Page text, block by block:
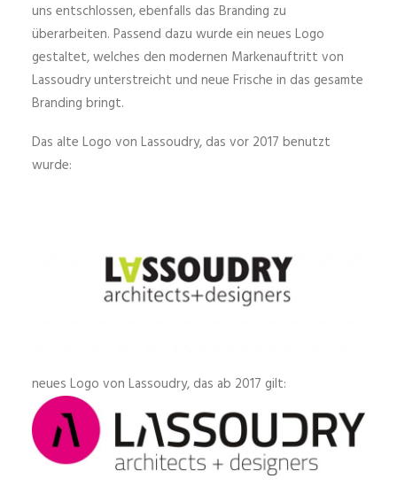
uns entschlossen, ebenfalls das Branding zu
überarbeiten. Passend dazu wurde ein neues Logo
gestaltet, welches den modernen Markenauftritt von
Lassoudry unterstreicht und neue Frische in das gesamte
Branding bringt.
Das alte Logo von Lassoudry, das vor 2017 benutzt
wurde:
neues Logo von Lassoudry, das ab 2017 gilt: